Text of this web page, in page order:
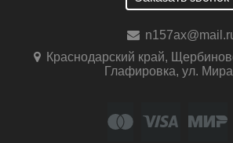
Краснодарский край,
Глафировка, ул.